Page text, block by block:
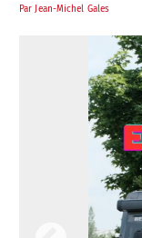
Par Jean-Michel Gales